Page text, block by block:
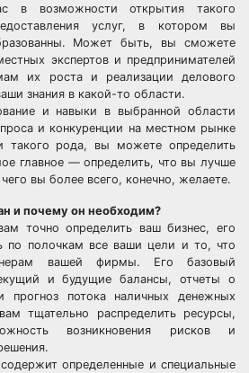
в возможности открытия такого
услуг, в котором вы
Может быть, вы сможете
экспертов и предпринимателей
их роста и реализации делового
знания в какой-то области.
и навыки в выбранной области
и конкуренции на местном рынке
такого рода, вы можете определить
главное — определить, что вы лучше
вы более всего, конечно, желаете.
и почему он необходим?
точно определить ваш бизнес, его
по полочкам все ваши цели и то, что
вашей фирмы. Его базовый
и будущие балансы, отчеты о
потока наличных денежных
тщательно распределить ресурсы,
возникновения рисков и
определенные и специальные